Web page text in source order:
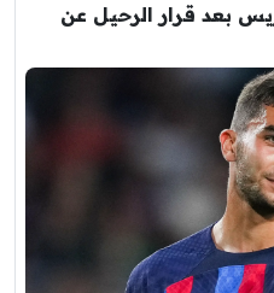
بعد قرار الرحيل عن